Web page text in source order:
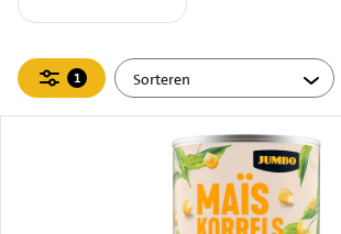
Filteren
1
actief